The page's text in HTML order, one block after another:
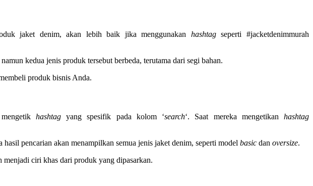
jaket denim, akan lebih baik jika menggunakan hashtagseperti #jacketdenimmurah
kedua jenis produk tersebut berbeda, terutama dari segi bahan.
produk bisnis Anda.
hashtagyang spesifik pada kolom ‘search‘. Saat mereka mengetikanhashtag
pencarian akan menampilkan semua jenis jaket denim, seperti model basic dan oversize.
menjadi ciri khas dari produk yang dipasarkan.